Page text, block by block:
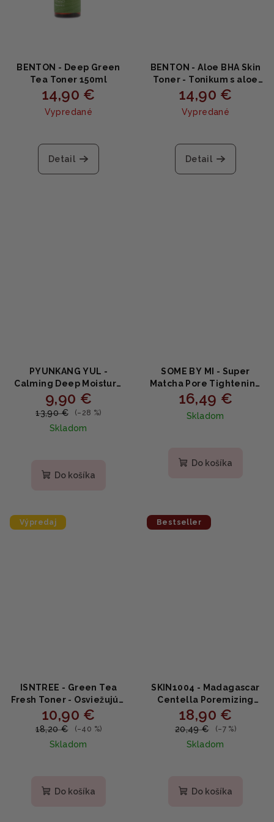
BENTON - Deep Green
Tea Toner 150ml
14,90 €
Vypredané
Detail
BENTON - Aloe BHA Skin
Toner - Tonikum s aloe
vera a BHA 200ml
14,90 €
Vypredané
Detail
PYUNKANG YUL -
Calming Deep Moisture
Toner - Upokojujúce
hydratačné tonikum s
centellou a PHA 150ml
9,90 €
13,90 € (–28 %)
Skladom
Do košíka
SOME BY MI - Super
Matcha Pore Tightening
Toner - Super Matcha
Toner pre sťahovanie
pórov 150ml
16,49 €
Skladom
Do košíka
Výpredaj
ISNTREE - Green Tea
Fresh Toner - Osviežujúci
toner so zeleným čajom
200ml
10,90 €
18,20 € (–40 %)
Skladom
Do košíka
Bestseller
SKIN1004 - Madagascar
Centella Poremizing
Clear Toner - Toner na
rozšírené póry 210ml
18,90 €
20,49 € (–7 %)
Skladom
produktu
Do košíka